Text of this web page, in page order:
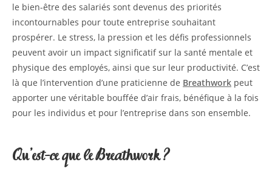
le bien-être des salariés sont devenus des priorités
incontournables pour toute entreprise souhaitant
prospérer. Le stress, la pression et les défis professionnels
peuvent avoir un impact significatif sur la santé mentale et
physique des employés, ainsi que sur leur productivité. C’est
là que l’intervention d’une praticienne de Breathwork peut
apporter une véritable bouffée d’air frais, bénéfique à la fois
pour les individus et pour l’entreprise dans son ensemble.
Qu’est-ce que le Breathwork ?